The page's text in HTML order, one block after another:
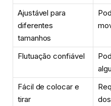
Ajustável para
diferentes
tamanhos
Flutuação confiável
Fácil de colocar e
tirar